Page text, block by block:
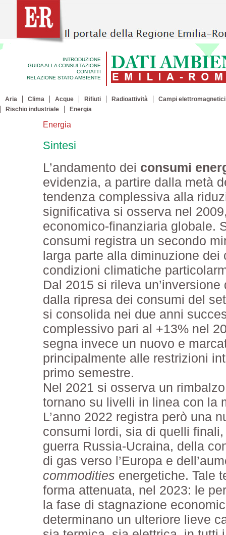
INTRODUZIONE
GUIDA ALLA CONSULTAZIONE
CONTATTI
RELAZIONE STATO AMBIENTE
Aria Clima Acque Rifiuti Radioattività
Campi elettromagnetici
Rischio industriale
Energia
Energia
Sintesi
L’andamento dei consumi
evidenzia, a partire dalla metà
tendenza complessiva alla
significativa si osserva nel
economico-finanziaria globale.
consumi registra un secondo
larga parte alla diminuzione
condizioni climatiche
Dal 2015 si rileva
dalla ripresa dei consumi del
si consolida nei due anni
complessivo pari al +13% nel
segna invece un nuovo e
principalmente alle restrizioni
primo semestre.
Nel 2021 si osserva un
tornano su livelli in linea con la
L’anno 2022 registra però una
consumi lordi, sia di quelli
guerra Russia-Ucraina, della
di gas verso l’Europa e
commodities energetiche. Tale
forma attenuata, nel 2023: le
la fase di stagnazione
determinano un ulteriore lieve